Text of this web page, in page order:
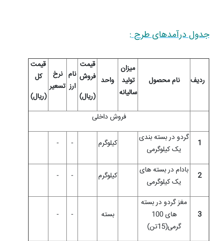
جدول درآمدهای طرح :
ردیف نام محصول
میزان
تولید
سالیانه
واحد
قیمت
فروش
(ریال)
نام
ارز
نرخ
تسعیر
قیمت
کل
(ریال)
فروش داخلی
1
گردو در بسته بندی
یک کیلوگرمی
کیلوگرم -
-
2
بادام در بسته های
یک کیلوگرمی
کیلوگرم -
-
3
مغز گردو در بسته
های 100
گرمی(15تن)
بسته -
-